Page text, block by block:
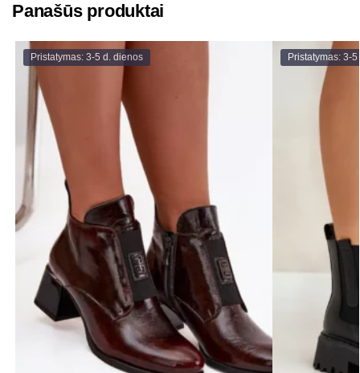
Panašūs produktai
Pristatymas: 3-5 d. dienos Pristatymas: 3-